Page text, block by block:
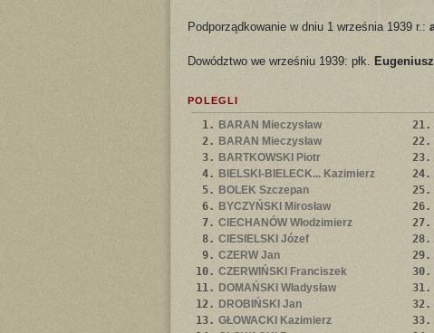
Podporządkowanie w dniu 1 września 1939 r.:
Dowództwo we wrześniu 1939: płk.
POLEGLI
1. BARAN Mieczysław
2. BARAN Mieczysław
3. BARTKOWSKI Piotr
4. BIELSKI-BIELECK... Kazimierz
5. BOLEK Szczepan
6. BYCZYŃSKI Mirosław
7. CIECHANÓW Włodzimierz
8. CIESIELSKI Józef
9. CZERW Jan
10. CZERWIŃSKI Franciszek
11. DOMAŃSKI Władysław
12. DROBIŃSKI Jan
13. GŁOWACKI Kazimierz
21.
22.
23.
24.
25.
26.
27.
28.
29.
30.
31.
32.
33.